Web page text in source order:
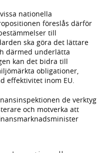
nationella
föreslås därför
till
ska göra det lättare
därmed underlätta
kan det bidra till
obligationer,
effektivitet inom EU.
de verktyg
och motverka att